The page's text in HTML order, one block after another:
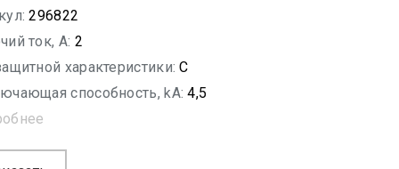
296822
ток, A: 2
характеристики: C
способность, kA: 4,5